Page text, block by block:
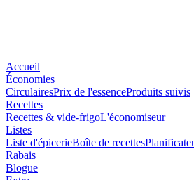
Accueil
Économies
CirculairesPrix de l'essenceProduits suivis
Recettes
Recettes & vide-frigoL'économiseur
Listes
Liste d'épicerieBoîte de recettes
Rabais
Blogue